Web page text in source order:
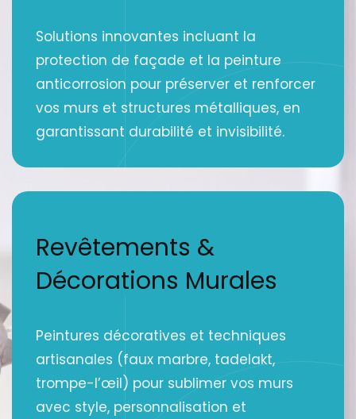
Solutions innovantes incluant la
protection de façade et la peinture
anticorrosion pour préserver et renforcer
vos murs et structures métalliques, en
garantissant durabilité et invisibilité.
Revêtements &
Décorations Murales
Peintures décoratives et techniques
artisanales (faux marbre, tadelakt,
trompe-l’œil) pour sublimer vos murs
avec style, personnalisation et